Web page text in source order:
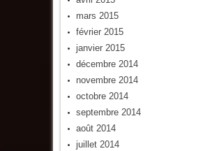
mars 2015
février 2015
janvier 2015
décembre 2014
novembre 2014
octobre 2014
septembre 2014
août 2014
juillet 2014